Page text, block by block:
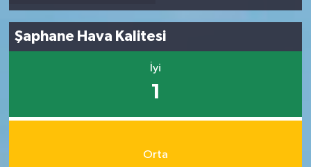
Şaphane Hava Kalitesi
İyi
1
Orta